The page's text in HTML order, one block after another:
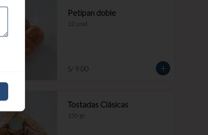
Petipan doble
12 unid
S/ 9.00
Tostadas Clásicas
150 gr.